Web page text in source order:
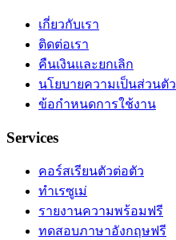
เกี่ยวกับเรา
ติดต่อเรา
คืนเงินและยกเลิก
นโยบายความเป็นส่วนตัว
ข้อกำหนดการใช้งาน
Services
คอร์สเรียนตัวต่อตัว
ทำเรซูเม่
รายงานความพร้อมฟรี
ทดสอบภาษาอังกฤษฟรี